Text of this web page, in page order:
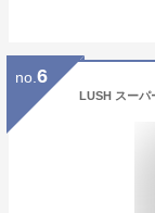
no. 6